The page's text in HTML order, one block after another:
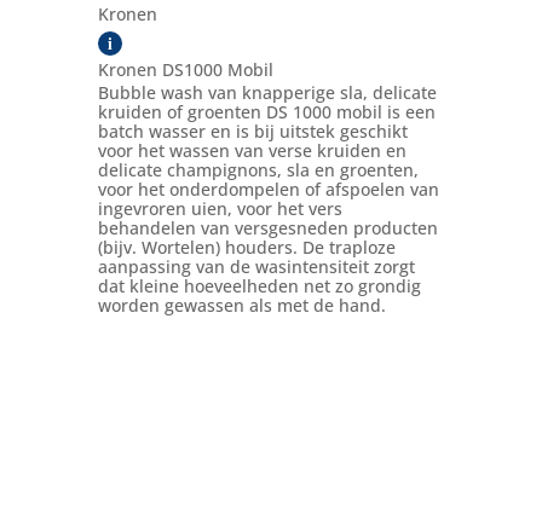
Kronen
i
Kronen DS1000 Mobil
Bubble wash van knapperige sla, delicate
kruiden of groenten DS 1000 mobil is een
batch wasser en is bij uitstek geschikt
voor het wassen van verse kruiden en
delicate champignons, sla en groenten,
voor het onderdompelen of afspoelen van
ingevroren uien, voor het vers
behandelen van versgesneden producten
(bijv. Wortelen) houders. De traploze
aanpassing van de wasintensiteit zorgt
dat kleine hoeveelheden net zo grondig
worden gewassen als met de hand.